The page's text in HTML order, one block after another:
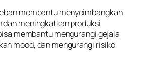
membantu menyeimbangkan
dan meningkatkan produksi
membantu mengurangi gejala
mood, dan mengurangi risiko